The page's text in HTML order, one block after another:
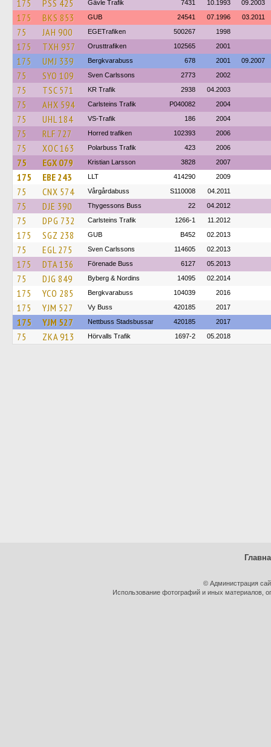
175 PSS 425 Gävle Trafik 7431 10.1993 09.2003
175 BKS 853 GUB 24541 07.1996 03.2011
75 JAH 900 EGETrafiken 500267 1998
175 TXH 937 Orusttrafiken 102565 2001
175 UMJ 339 Bergkvarabuss 678 2001 09.2007
75 SYO 109 Sven Carlssons 2773 2002
75 TSC 571 KR Trafik 2938 04.2003
75 AHX 594 Carlsteins Trafik P040082 2004
75 UHL 184 VS-Trafik 186 2004
75 RLF 727 Horred trafiken 102393 2006
75 XOC 163 Polarbuss Trafik 423 2006
75 EGX 079 Kristian Larsson 3828 2007
175 EBE 243 LLT 414290 2009
75 CNX 574 Vårgårdabuss S110008 04.2011
75 DJE 390 Thygessons Buss 22 04.2012
75 DPG 732 Carlsteins Trafik 1266-1 11.2012
175 SGZ 238 GUB B452 02.2013
75 EGL 275 Sven Carlssons 114605 02.2013
175 DTA 136 Förenade Buss 6127 05.2013
75 DJG 849 Byberg & Nordins 14095 02.2014
175 YCO 285 Bergkvarabuss 104039 2016
175 YJM 527 Vy Buss 420185 2017
175 YJM 527 Nettbuss Stadsbussar 420185 2017
75 ZKA 913 Hörvalls Trafik 1697-2 05.2018
© Администрация
Использование фотографий и иных материалов,